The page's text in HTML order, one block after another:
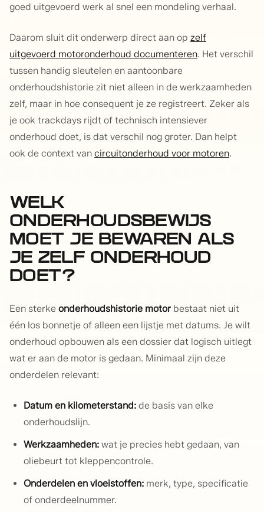
goed uitgevoerd werk al snel een mondeling verhaal.
Daarom sluit dit onderwerp direct aan op zelf
uitgevoerd motoronderhoud documenteren. Het verschil
tussen handig sleutelen en aantoonbare
onderhoudshistorie zit niet alleen in de werkzaamheden
zelf, maar in hoe consequent je ze registreert. Zeker als
je ook trackdays rijdt of technisch intensiever
onderhoud doet, is dat verschil nog groter. Dan helpt
ook de context van circuitonderhoud voor motoren.
WELK
ONDERHOUDSBEWIJS
MOET JE BEWAREN ALS
JE ZELF ONDERHOUD
DOET?
Een sterke onderhoudshistorie motor bestaat niet uit
één los bonnetje of alleen een lijstje met datums. Je wilt
onderhoud opbouwen als een dossier dat logisch uitlegt
wat er aan de motor is gedaan. Minimaal zijn deze
onderdelen relevant:
Datum en kilometerstand: de basis van elke
onderhoudslijn.
Werkzaamheden: wat je precies hebt gedaan, van
oliebeurt tot kleppencontrole.
Onderdelen en vloeistoffen: merk, type, specificatie
of onderdeelnummer.